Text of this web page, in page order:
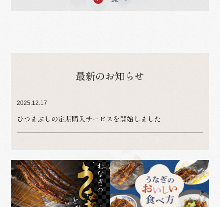
最新のお知らせ
2025.12.17
ひつまぶしの定期購入サービスを開始しました